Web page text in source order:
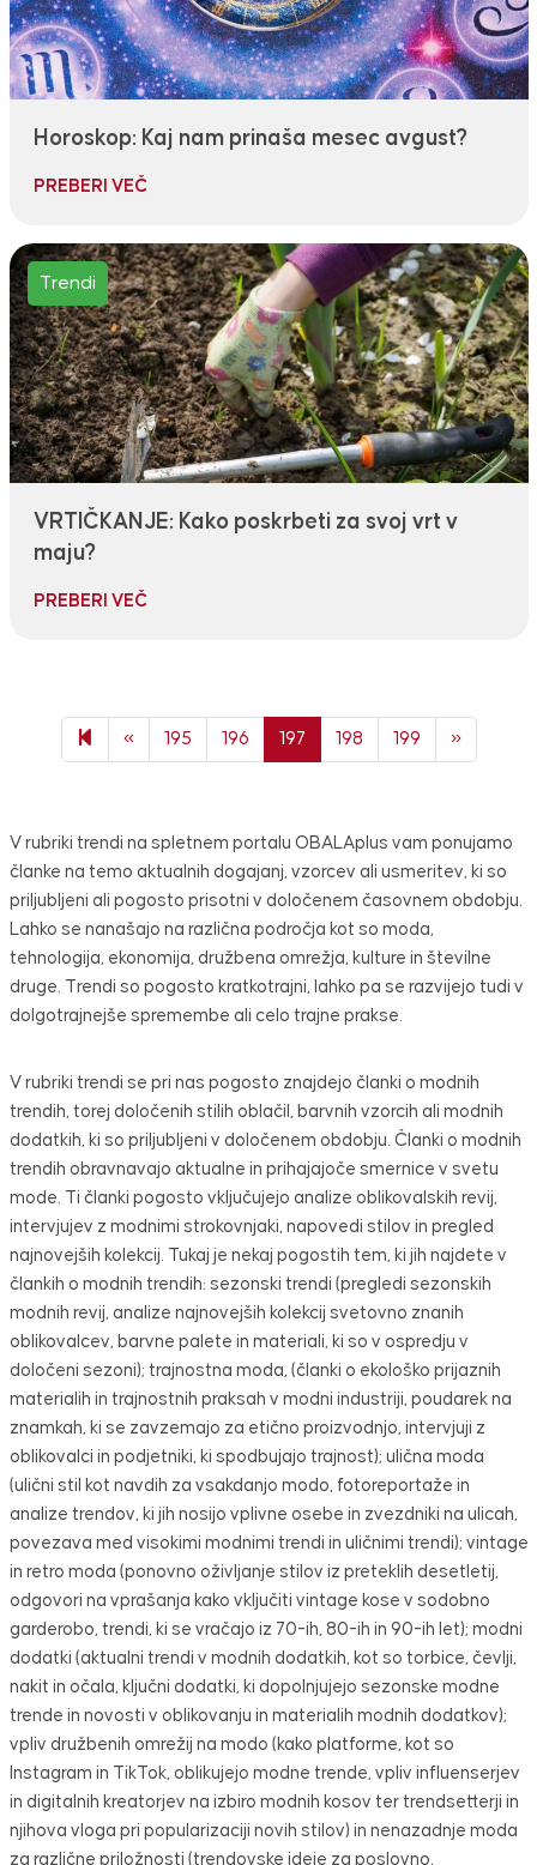
Horoskop: Kaj nam prinaša mesec avgust?
PREBERI VEČ
Trendi
VRTIČKANJE: Kako poskrbeti za svoj vrt v
maju?
PREBERI VEČ
«Previous page
195 196 197 198 199 »Next
V rubriki trendi na spletnem portalu OBALAplus vam ponujamo
članke na temo aktualnih dogajanj, vzorcev ali usmeritev, ki so
priljubljeni ali pogosto prisotni v določenem časovnem obdobju.
Lahko se nanašajo na različna področja kot so moda,
tehnologija, ekonomija, družbena omrežja, kulture in številne
druge. Trendi so pogosto kratkotrajni, lahko pa se razvijejo tudi v
dolgotrajnejše spremembe ali celo trajne prakse.
V rubriki trendi se pri nas pogosto znajdejo članki o modnih
trendih, torej določenih stilih oblačil, barvnih vzorcih ali modnih
dodatkih, ki so priljubljeni v določenem obdobju. Članki o modnih
trendih obravnavajo aktualne in prihajajoče smernice v svetu
mode. Ti članki pogosto vključujejo analize oblikovalskih revij,
intervjujev z modnimi strokovnjaki, napovedi stilov in pregled
najnovejših kolekcij. Tukaj je nekaj pogostih tem, ki jih najdete v
člankih o modnih trendih: sezonski trendi (pregledi sezonskih
modnih revij, analize najnovejših kolekcij svetovno znanih
oblikovalcev, barvne palete in materiali, ki so v ospredju v
določeni sezoni); trajnostna moda, (članki o ekološko prijaznih
materialih in trajnostnih praksah v modni industriji, poudarek na
znamkah, ki se zavzemajo za etično proizvodnjo, intervjuji z
oblikovalci in podjetniki, ki spodbujajo trajnost); ulična moda
(ulični stil kot navdih za vsakdanjo modo, fotoreportaže in
analize trendov, ki jih nosijo vplivne osebe in zvezdniki na ulicah,
povezava med visokimi modnimi trendi in uličnimi trendi); vintage
in retro moda (ponovno oživljanje stilov iz preteklih desetletij,
odgovori na vprašanja kako vključiti vintage kose v sodobno
garderobo, trendi, ki se vračajo iz 70-ih, 80-ih in 90-ih let); modni
dodatki (aktualni trendi v modnih dodatkih, kot so torbice, čevlji,
nakit in očala, ključni dodatki, ki dopolnjujejo sezonske modne
trende in novosti v oblikovanju in materialih modnih dodatkov);
vpliv družbenih omrežij na modo (kako platforme, kot so
Instagram in TikTok, oblikujejo modne trende, vpliv influenserjev
in digitalnih kreatorjev na izbiro modnih kosov ter trendsetterji in
njihova vloga pri popularizaciji novih stilov) in nenazadnje moda
za različne priložnosti (trendovske ideje za poslovno,